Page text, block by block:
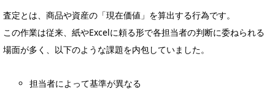
査定とは、商品や資産の「現在価値」を算出する行為です。
この作業は従来、紙やExcelに頼る形で各担当者の判断に委ねられる
場面が多く、以下のような課題を内包していました。
担当者によって基準が異なる